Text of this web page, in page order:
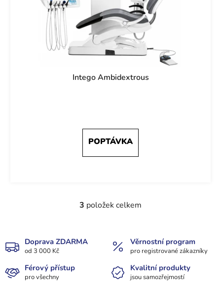
Intego Ambidextrous
O
á
d
c
3 položek celkem
Doprava ZDARMA
od 3 000 Kč
Věrnostní program
pro registrované zákazníky
Férový přístup
pro všechny
Kvalitní produkty
jsou samozřejmostí